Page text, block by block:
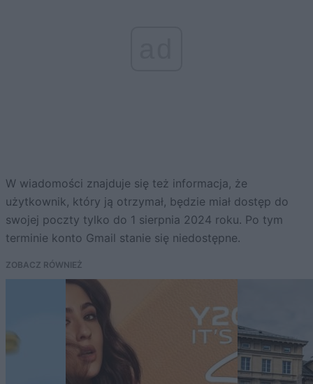
W wiadomości znajduje się też informacja, że
użytkownik, który ją otrzymał, będzie miał dostęp do
swojej poczty tylko do 1 sierpnia 2024 roku. Po tym
terminie konto Gmail stanie się niedostępne.
ZOBACZ RÓWNIEŻ